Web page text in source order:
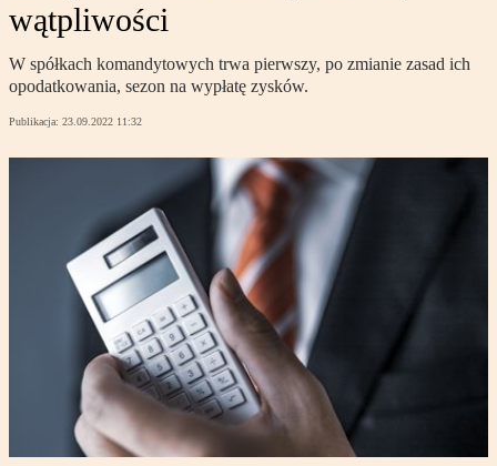
wątpliwości
W spółkach komandytowych trwa pierwszy, po zmianie zasad ich
opodatkowania, sezon na wypłatę zysków.
Publikacja: 23.09.2022 11:32